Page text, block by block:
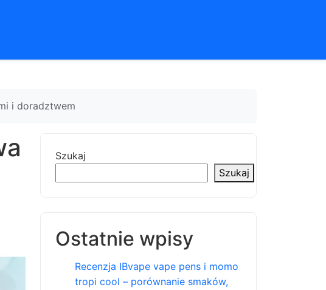
i doradztwem
Szukaj
Szukaj
Ostatnie wpisy
Recenzja IBvape vape pens i momo
tropi cool – porównanie smaków,